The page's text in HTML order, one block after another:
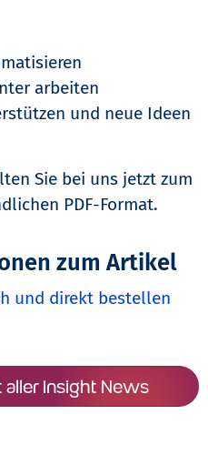
arbeiten
und neue Ideen
Sie bei uns jetzt zum
PDF-Format.
zum Artikel
und direkt bestellen
Insight News